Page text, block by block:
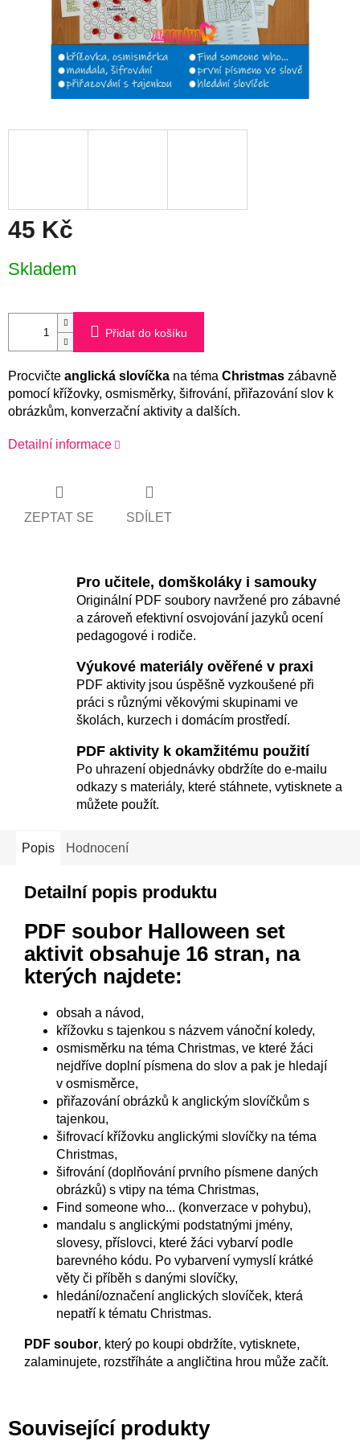
45 Kč
cena:
Skladem
Přidat do košíku
Procvičte anglická slovíčka na téma Christmas zábavně
pomocí křížovky, osmisměrky, šifrování, přiřazování slov k
obrázkům, konverzační aktivity a dalších.
Detailní informace
ZEPTAT SE SDÍLET
Pro učitele, domškoláky i samouky
Originální PDF soubory navržené pro zábavné
a zároveň efektivní osvojování jazyků ocení
pedagogové i rodiče.
Výukové materiály ověřené v praxi
PDF aktivity jsou úspěšně vyzkoušené při
práci s různými věkovými skupinami ve
školách, kurzech i domácím prostředí.
PDF aktivity k okamžitému použití
Po uhrazení objednávky obdržíte do e-mailu
odkazy s materiály, které stáhnete, vytisknete a
můžete použít.
Popis Hodnocení
Detailní popis produktu
PDF soubor Halloween set
aktivit obsahuje 16 stran, na
kterých najdete:
obsah a návod,
křížovku s tajenkou s názvem vánoční koledy,
osmisměrku na téma Christmas, ve které žáci
nejdříve doplní písmena do slov a pak je hledají
v osmisměrce,
přiřazování obrázků k anglickým slovíčkům s
tajenkou,
šifrovací křížovku anglickými slovíčky na téma
Christmas,
šifrování (doplňování prvního písmene daných
obrázků) s vtipy na téma Christmas,
Find someone who... (konverzace v pohybu),
mandalu s anglickými podstatnými jmény,
slovesy, příslovci, které žáci vybarví podle
barevného kódu. Po vybarvení vymyslí krátké
věty či příběh s danými slovíčky,
hledání/označení anglických slovíček, která
nepatří k tématu Christmas.
PDF soubor, který po koupi obdržíte, vytisknete,
zalaminujete, rozstříháte a angličtina hrou může začít.
Související produkty